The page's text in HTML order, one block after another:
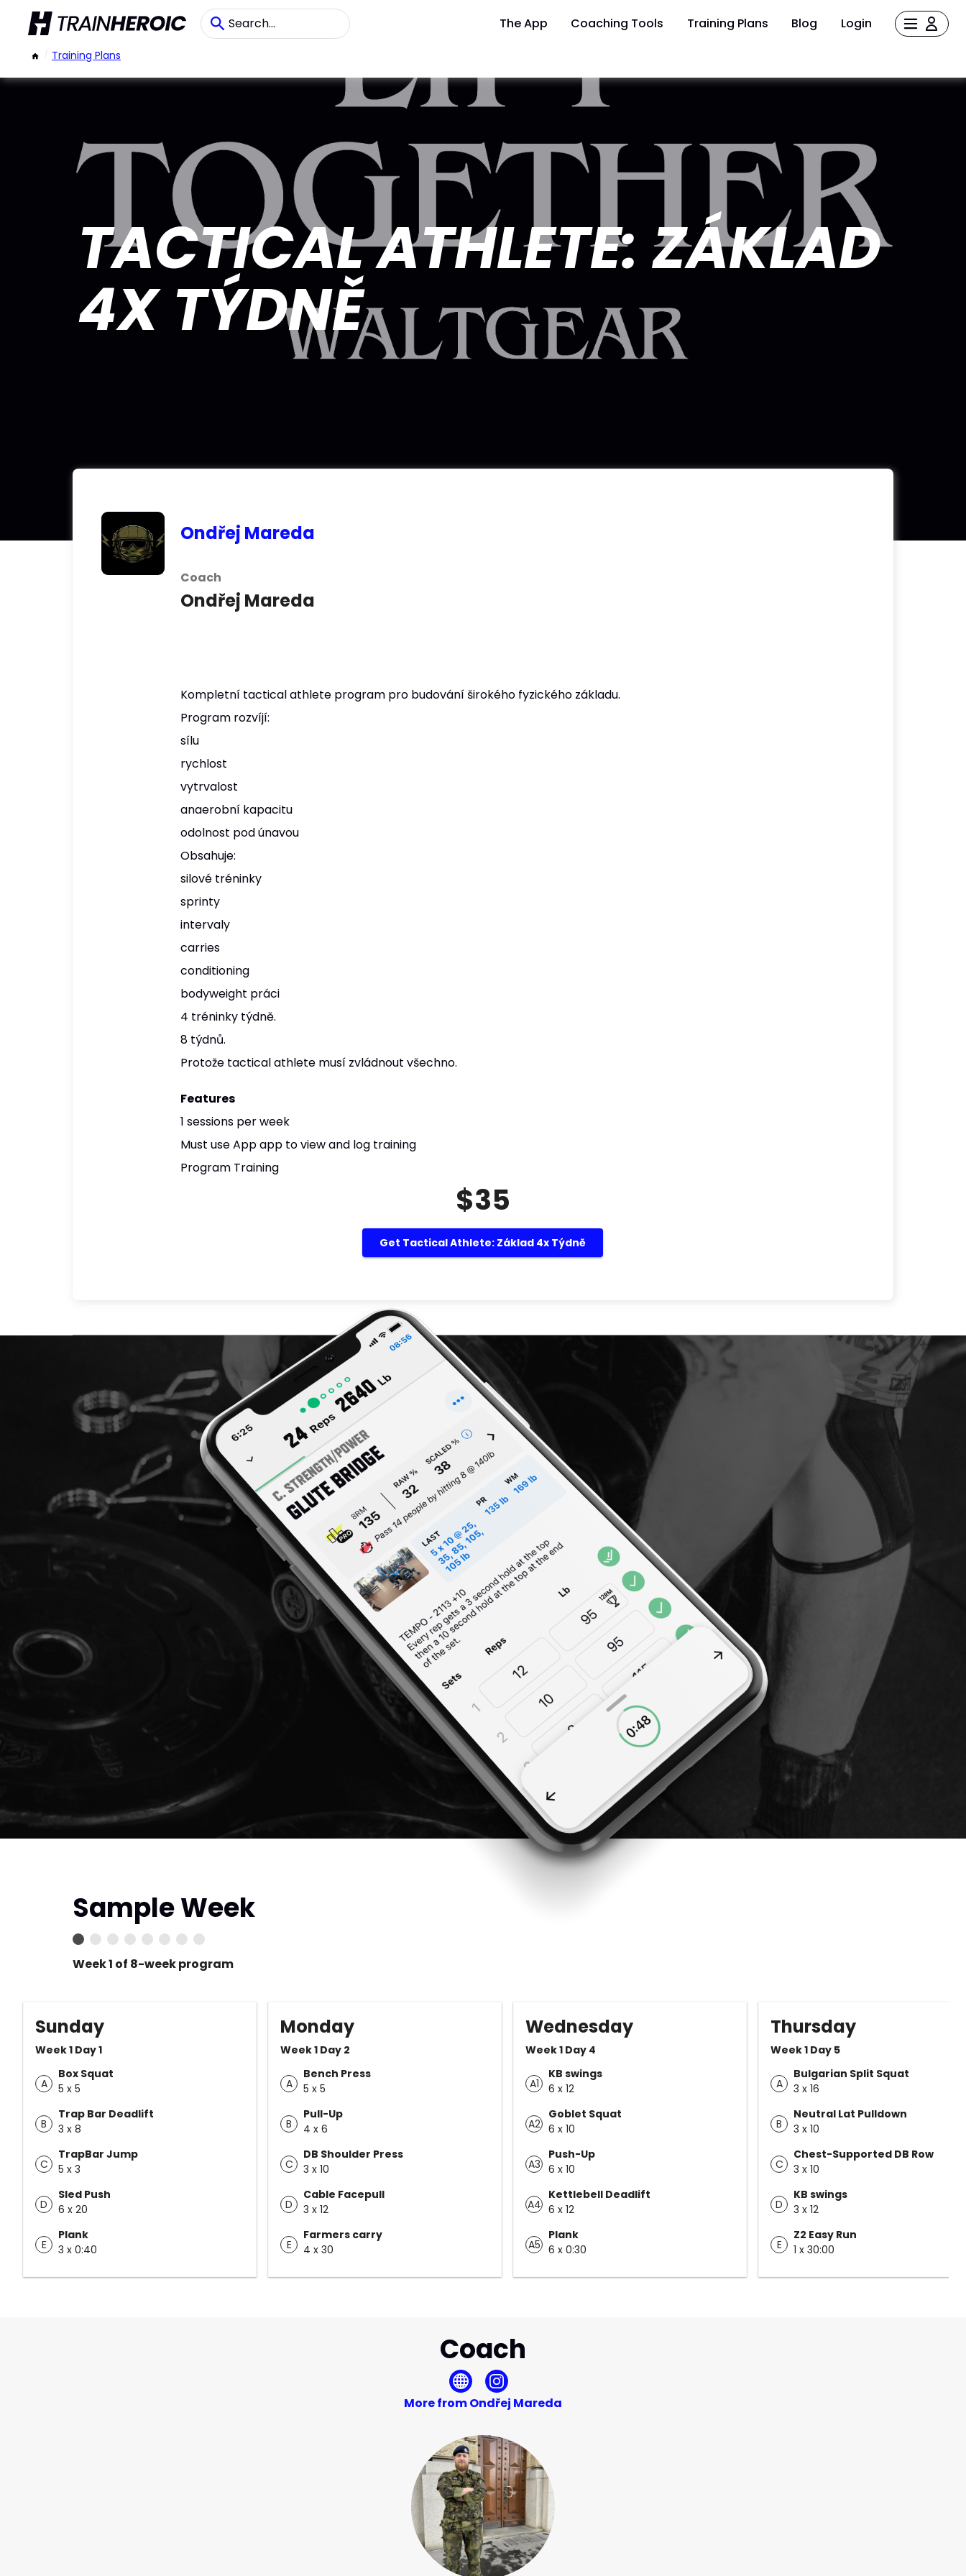
The App Coaching Tools Training Plans Blog Login
/ Training Plans
TACTICAL ATHLETE: ZÁKLAD
4X TÝDNĚ
Ondřej Mareda
Coach
Ondřej Mareda
Kompletní tactical athlete program pro budování širokého fyzického základu.
Program rozvíjí:
sílu
rychlost
vytrvalost
anaerobní kapacitu
odolnost pod únavou
Obsahuje:
silové tréninky
sprinty
intervaly
carries
conditioning
bodyweight práci
4 tréninky týdně.
8 týdnů.
Protože tactical athlete musí zvládnout všechno.
Features
1 sessions per week
Must use App app to view and log training
Program Training
$35
Get Tactical Athlete: Základ 4x Týdně
Sample Week
Week 1 of 8-week program
Sunday
Week 1 Day 1
A
Box Squat
5 x 5
B
Trap Bar Deadlift
3 x 8
C
TrapBar Jump
5 x 3
D
Sled Push
6 x 20
E
Plank
3 x 0:40
Monday
Week 1 Day 2
A
Bench Press
5 x 5
B
Pull-Up
4 x 6
C
DB Shoulder Press
3 x 10
D
Cable Facepull
3 x 12
E
Farmers carry
4 x 30
Wednesday
Week 1 Day 4
A1
KB swings
6 x 12
A2
Goblet Squat
6 x 10
A3
Push-Up
6 x 10
A4
Kettlebell Deadlift
6 x 12
A5
Plank
6 x 0:30
Thursday
Week 1 Day 5
A
Bulgarian Split Squat
3 x 16
B
Neutral Lat Pulldown
3 x 10
C
Chest-Supported DB Row
3 x 10
D
KB swings
3 x 12
E
Z2 Easy Run
1 x 30:00
Coach
More from Ondřej Mareda